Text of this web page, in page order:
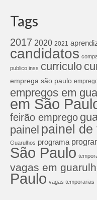
Tags
2017 2020 2021
candidatos
publico inss curriculo
emprega são paulo
empregos em
em São
feirão emprego
painel painel de
Guarulhos programa
São Paulo
vagas em
Paulo vagas temporarias